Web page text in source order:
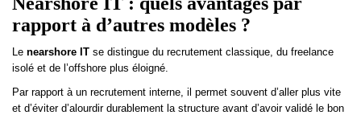
rapport à d’autres modèles ?
Le nearshore IT se distingue du recrutement classique, du freelance
isolé et de l’offshore plus éloigné.
Par rapport à un recrutement interne, il permet souvent d’aller plus vite
et d’éviter d’alourdir durablement la structure avant d’avoir validé le bon